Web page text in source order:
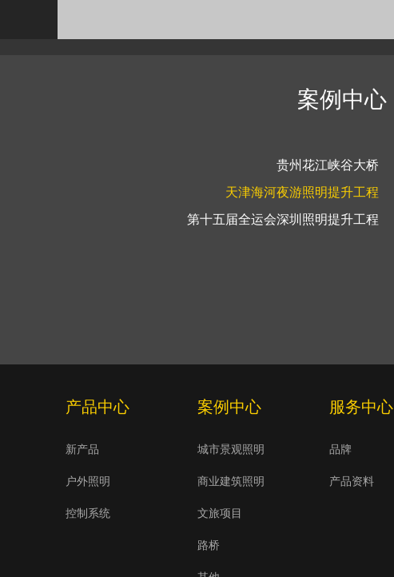
案例中心
贵州花江峡谷大桥
天津海河夜游照明提升工程
第十五届全运会深圳照明提升工程
产品中心
新产品
户外照明
控制系统
案例中心
城市景观照明
商业建筑照明
文旅项目
路桥
服务中心
品牌
产品资料